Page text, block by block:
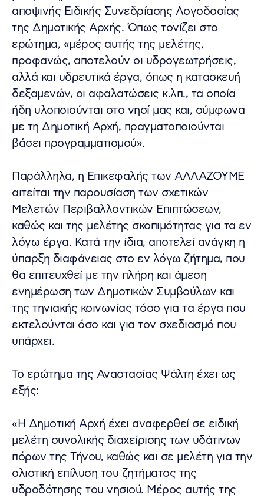
αποψινής Ειδικής Συνεδρίασης Λογοδοσίας
της Δημοτικής Αρχής. Όπως τονίζει στο
ερώτημα, «μέρος αυτής της μελέτης,
προφανώς, αποτελούν οι υδρογεωτρήσεις,
αλλά και υδρευτικά έργα, όπως η κατασκευή
δεξαμενών, οι αφαλατώσεις κ.λπ., τα οποία
ήδη υλοποιούνται στο νησί μας και, σύμφωνα
με τη Δημοτική Αρχή, πραγματοποιούνται
βάσει προγραμματισμού».
Παράλληλα, η Επικεφαλής των ΑΛΛΑΖΟΥΜΕ
αιτείται την παρουσίαση των σχετικών
Μελετών Περιβαλλοντικών Επιπτώσεων,
καθώς και της μελέτης σκοπιμότητας για τα εν
λόγω έργα. Κατά την ίδια, αποτελεί ανάγκη η
ύπαρξη διαφάνειας στο εν λόγω ζήτημα, που
θα επιτευχθεί με την πλήρη και άμεση
ενημέρωση των Δημοτικών Συμβούλων και
της τηνιακής κοινωνίας τόσο για τα έργα που
εκτελούνται όσο και για τον σχεδιασμό που
υπάρχει.
Το ερώτημα της Αναστασίας Ψάλτη έχει ως
εξής:
«Η Δημοτική Αρχή έχει αναφερθεί σε ειδική
μελέτη συνολικής διαχείρισης των υδάτινων
πόρων της Τήνου, καθώς και σε μελέτη για την
ολιστική επίλυση του ζητήματος της
υδροδότησης του νησιού. Μέρος αυτής της